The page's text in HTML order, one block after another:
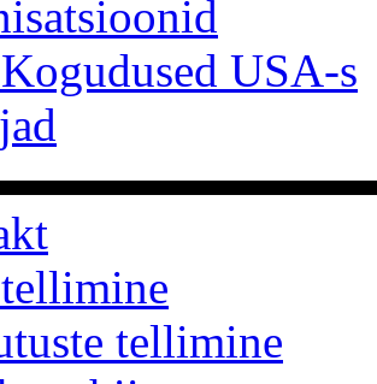
USA-s
tellimine